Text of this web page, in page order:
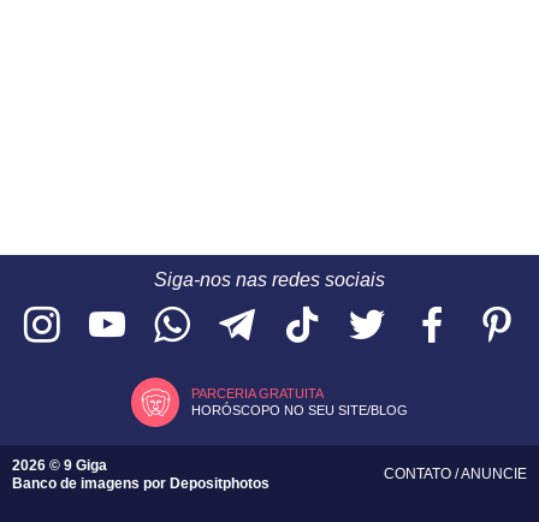
Siga-nos nas redes sociais
PARCERIA GRATUITA
HORÓSCOPO NO SEU SITE/BLOG
2026 © 9 Giga
Banco de imagens por Depositphotos
CONTATO /ANUNCIE